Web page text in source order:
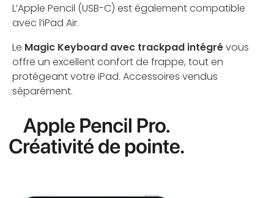
L’Apple Pencil (USB-C) est également compatible
avec l’iPad Air.
Le Magic Keyboard avec trackpad intégrévous
offre un excellent confort de frappe, tout en
protégeant votre iPad. Accessoires vendus
séparément.